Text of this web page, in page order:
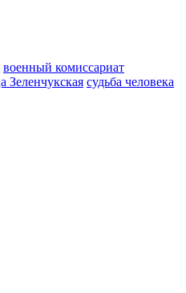
военный комиссариат
Зеленчукская судьба человека